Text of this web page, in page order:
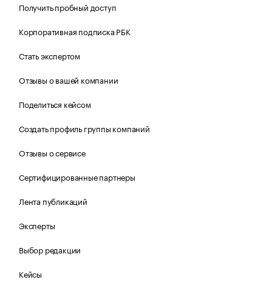
Получить пробный доступ
Корпоративная подписка РБК
Стать экспертом
Отзывы о вашей компании
Поделиться кейсом
Создать профиль группы компаний
Отзывы о сервисе
Сертифицированные партнеры
Лента публикаций
Эксперты
Выбор редакции
Кейсы